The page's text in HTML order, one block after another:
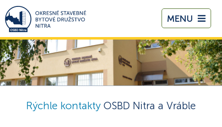
MENU
Rýchle kontakty OSBD Nitra a Vráble